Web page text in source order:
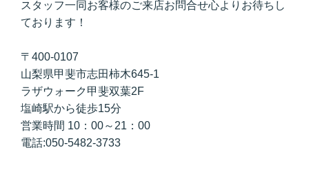
スタッフ一同お客様のご来店お問合せ心よりお待ちし
ております！
〒400-0107
山梨県甲斐市志田柿木645-1
ラザウォーク甲斐双葉2F
塩崎駅から徒歩15分
営業時間 10：00～21：00
電話:050-5482-3733